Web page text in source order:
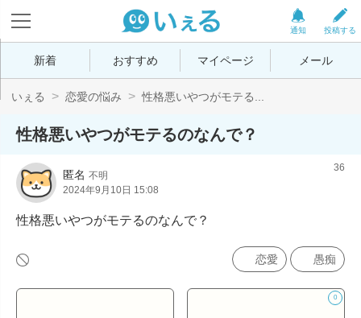
投稿する
通知
新着 おすすめ マイページ メール
いぇる 恋愛の悩み 性格悪いやつがモテる...
性格悪いやつがモテるのなんで？
匿名 不明
2024年9月10日 15:08
36
性格悪いやつがモテるのなんで？
恋愛 愚痴
0